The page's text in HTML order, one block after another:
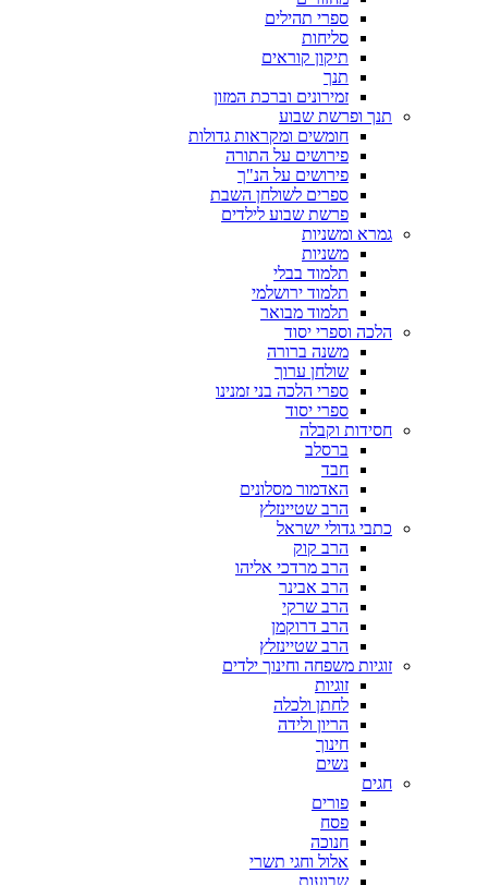
ספרי תהילים
סליחות
תיקון קוראים
תנך
זמירונים וברכת המזון
תנך ופרשת שבוע
חומשים ומקראות גדולות
פירושים על התורה
פירושים על הנ"ך
ספרים לשולחן השבת
פרשת שבוע לילדים
גמרא ומשניות
משניות
תלמוד בבלי
תלמוד ירושלמי
תלמוד מבואר
הלכה וספרי יסוד
משנה ברורה
שולחן ערוך
ספרי הלכה בני זמנינו
ספרי יסוד
חסידות וקבלה
ברסלב
חבד
האדמור מסלונים
הרב שטיינזלץ
כתבי גדולי ישראל
הרב קוק
הרב מרדכי אליהו
הרב אבינר
הרב שרקי
הרב דרוקמן
הרב שטיינזלץ
זוגיות משפחה וחינוך ילדים
זוגיות
לחתן ולכלה
הריון ולידה
חינוך
נשים
חגים
פורים
פסח
חנוכה
אלול וחגי תשרי